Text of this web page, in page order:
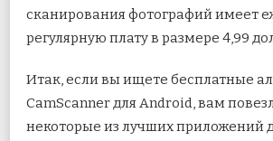
сканирования фотографий имеет
регулярную плату в размере 4,99
Итак, если вы ищете бесплатные
CamScanner для Android, вам
некоторые из лучших приложений